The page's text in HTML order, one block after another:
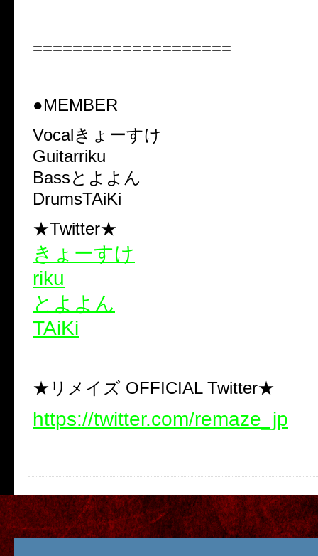
====================
●MEMBER
Vocalきょーすけ
Guitarriku
Bassとよよん
DrumsTAiKi
★Twitter★
きょーすけ
riku
とよよん
TAiKi
★リメイズ OFFICIAL Twitter★
https://twitter.com/remaze_jp